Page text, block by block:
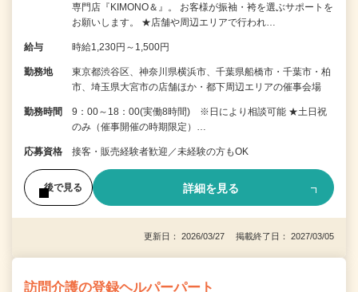
専門店『KIMONO＆』。 お客様が振袖・袴を選ぶサポートを
お願いします。 ★店舗や周辺エリアで行われ…
給与 時給1,230円～1,500円
勤務地
東京都渋谷区、神奈川県横浜市、千葉県船橋市・千葉市・柏
市、埼玉県大宮市の店舗ほか・都下周辺エリアの催事会場
勤務時間
9：00～18：00(実働8時間) ※日により相談可能 ★土日祝
のみ（催事開催の時期限定）…
応募資格 接客・販売経験者歓迎／未経験の方もOK
後で見る 詳細を見る
更新日： 2026/03/27 掲載終了日： 2027/03/05
訪問介護の登録ヘルパーパート